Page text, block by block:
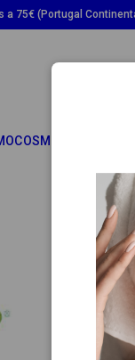
a 75€ (Portugal
Feitos